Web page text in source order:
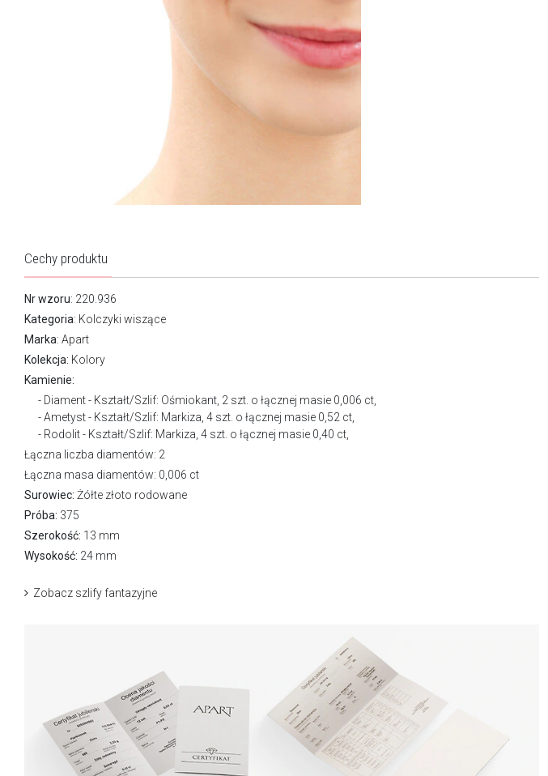
Cechy produktu
Nr wzoru: 220.936
Kategoria: Kolczyki wiszące
Marka: Apart
Kolekcja: Kolory
Kamienie:
Diament - Kształt/Szlif: Ośmiokant, 2 szt. o łącznej masie 0,006 ct,
Ametyst - Kształt/Szlif: Markiza, 4 szt. o łącznej masie 0,52 ct,
Rodolit - Kształt/Szlif: Markiza, 4 szt. o łącznej masie 0,40 ct,
Łączna liczba diamentów: 2
Łączna masa diamentów: 0,006 ct
Surowiec: Żółte złoto rodowane
Próba: 375
Szerokość: 13 mm
Wysokość: 24 mm
Zobacz szlify fantazyjne